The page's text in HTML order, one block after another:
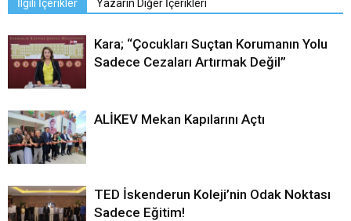
İlgili İçerikler Yazarın Diğer İçerikleri
Kara; “Çocukları Suçtan Korumanın Yolu
Sadece Cezaları Artırmak Değil”
ALİKEV Mekan Kapılarını Açtı
TED İskenderun Koleji’nin Odak Noktası
Sadece Eğitim!